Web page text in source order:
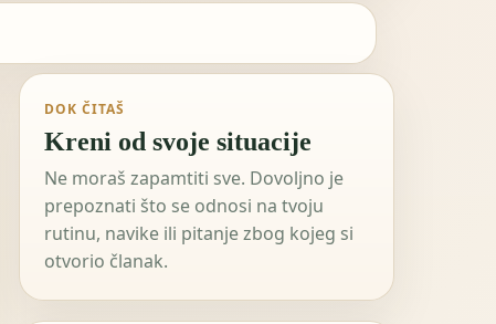
DOK ČITAŠ
Kreni od svoje situacije
Ne moraš zapamtiti sve. Dovoljno je
prepoznati što se odnosi na tvoju
rutinu, navike ili pitanje zbog kojeg si
otvorio članak.